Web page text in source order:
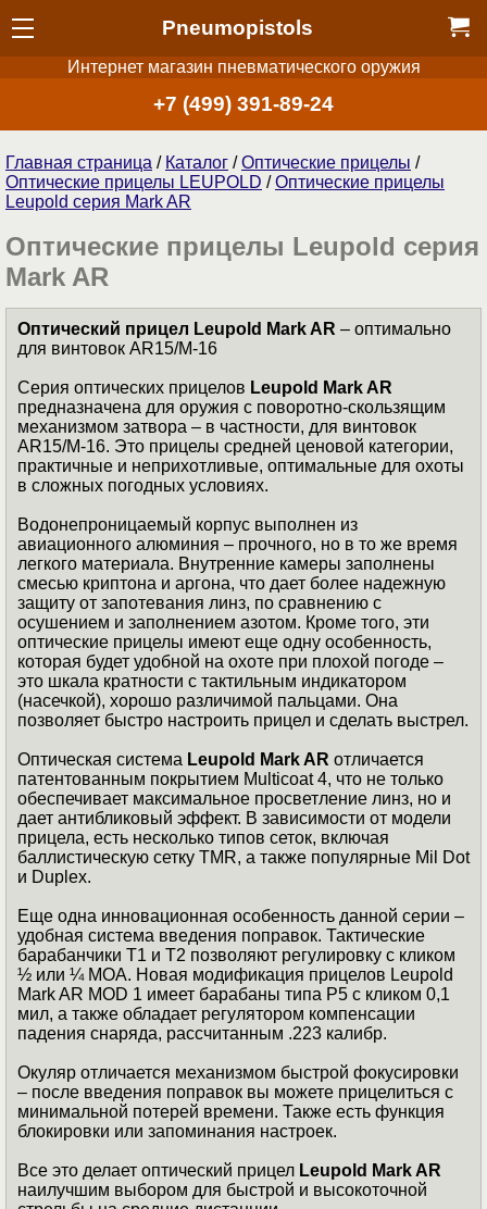
Pneumopistols
Интернет магазин пневматического оружия
+7 (499) 391-89-24
Главная страница / Каталог /Оптические прицелы /
Оптические прицелы LEUPOLD /Оптические прицелы
Leupold серия Mark AR
Оптические прицелы Leupold серия
Mark AR
Оптический прицел Leupold Mark AR – оптимально
для винтовок AR15/M-16
Серия оптических прицелов Leupold Mark AR
предназначена для оружия с поворотно-скользящим
механизмом затвора – в частности, для винтовок
AR15/M-16. Это прицелы средней ценовой категории,
практичные и неприхотливые, оптимальные для охоты
в сложных погодных условиях.
Водонепроницаемый корпус выполнен из
авиационного алюминия – прочного, но в то же время
легкого материала. Внутренние камеры заполнены
смесью криптона и аргона, что дает более надежную
защиту от запотевания линз, по сравнению с
осушением и заполнением азотом. Кроме того, эти
оптические прицелы имеют еще одну особенность,
которая будет удобной на охоте при плохой погоде –
это шкала кратности с тактильным индикатором
(насечкой), хорошо различимой пальцами. Она
позволяет быстро настроить прицел и сделать выстрел.
Оптическая система Leupold Mark AR отличается
патентованным покрытием Multicoat 4, что не только
обеспечивает максимальное просветление линз, но и
дает антибликовый эффект. В зависимости от модели
прицела, есть несколько типов сеток, включая
баллистическую сетку TMR, а также популярные Mil Dot
и Duplex.
Еще одна инновационная особенность данной серии –
удобная система введения поправок. Тактические
барабанчики Т1 и Т2 позволяют регулировку с кликом
½ или ¼ МОА. Новая модификация прицелов Leupold
Mark AR MOD 1 имеет барабаны типа P5 с кликом 0,1
мил, а также обладает регулятором компенсации
падения снаряда, рассчитанным .223 калибр.
Окуляр отличается механизмом быстрой фокусировки
– после введения поправок вы можете прицелиться с
минимальной потерей времени. Также есть функция
блокировки или запоминания настроек.
Все это делает оптический прицел Leupold Mark AR
наилучшим выбором для быстрой и высокоточной